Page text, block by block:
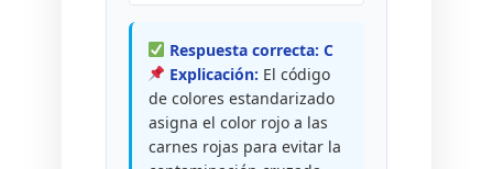
Respuesta correcta: C
Explicación: El código
de colores estandarizado
asigna el color rojo a las
carnes rojas para evitar la